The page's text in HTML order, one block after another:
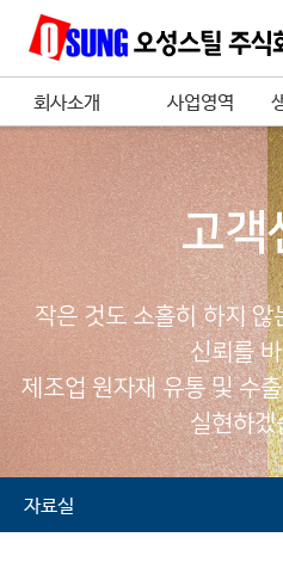
회사소개 사업영역
고객
작은 것도 소홀히 하지
신뢰를
제조업 원자재 유통 및 수
실현하겠
자료실